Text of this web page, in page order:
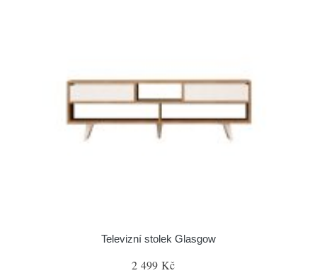
Televizní stolek Glasgow
2 499 Kč